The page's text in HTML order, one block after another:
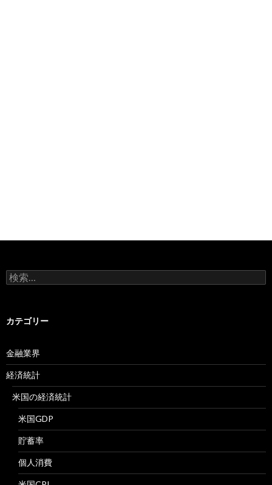
検
索:
カテゴリー
金融業界
経済統計
米国の経済統計
米国GDP
貯蓄率
個人消費